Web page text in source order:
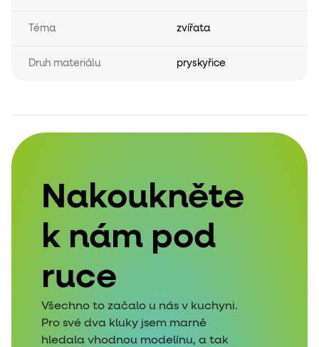
Téma zvířata
Druh materiálu pryskyřice
Nakoukněte
k nám pod
ruce
Všechno to začalo u nás v kuchyni.
Pro své dva kluky jsem marně
hledala vhodnou modelínu, a tak